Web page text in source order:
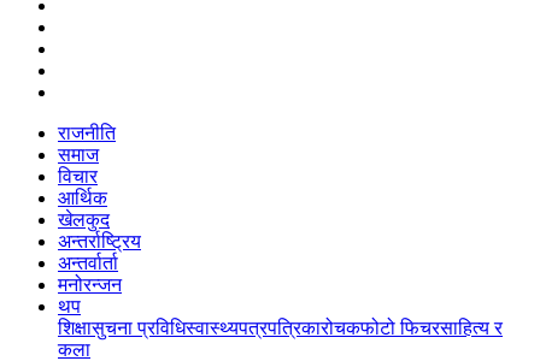
राजनीति
समाज
विचार
आर्थिक
खेलकुद
अन्तर्राष्ट्रिय
अन्तर्वार्ता
मनोरन्जन
थप
शिक्षासुचना प्रविधिस्वास्थ्यपत्रपत्रिकारोचकफोटो फिचरसाहित्य र
कला